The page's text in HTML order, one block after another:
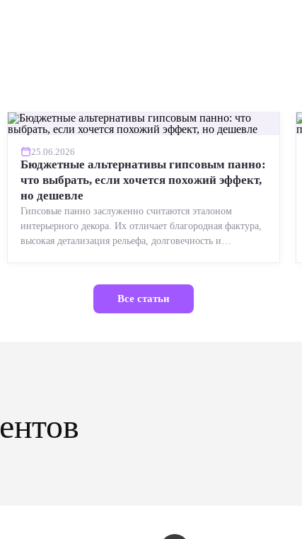
25.06.2026
Бюджетные альтернативы гипсовым панно:
что выбрать, если хочется похожий эффект,
но дешевле
Гипсовые панно заслуженно считаются эталоном
интерьерного декора. Их отличает благородная фактура,
высокая детализация рельефа, долговечность и
Все статьи